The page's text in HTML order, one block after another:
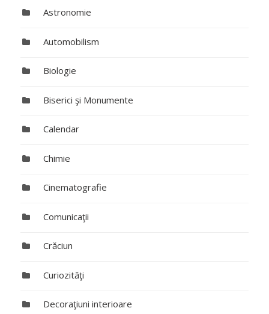
Astronomie
Automobilism
Biologie
Biserici şi Monumente
Calendar
Chimie
Cinematografie
Comunicaţii
Crăciun
Curiozităţi
Decoraţiuni interioare